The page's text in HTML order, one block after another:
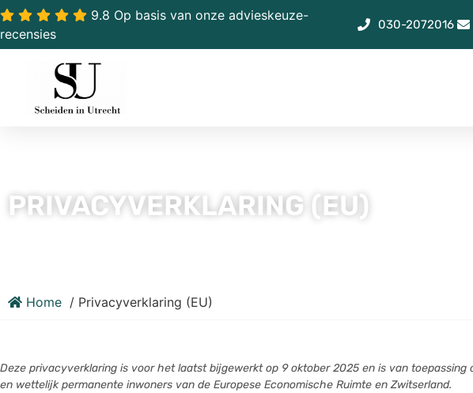
9.8 Op basis van onze advieskeuze-
recensies
030-2072016
PRIVACYVERKLARING (EU)
Home Privacyverklaring (EU)
Deze privacyverklaring is voor het laatst bijgewerkt op 9 oktober 2025 en is van toepassing
en wettelijk permanente inwoners van de Europese Economische Ruimte en Zwitserland.